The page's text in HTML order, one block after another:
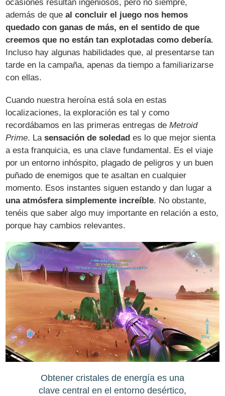
ocasiones resultan ingeniosos, pero no siempre,
además de queal concluir el juego nos hemos
quedado con ganas de más, en el sentido de que
creemos que no están tan explotadas como debería.
Incluso hay algunas habilidades que, al presentarse tan
tarde en la campaña, apenas da tiempo a familiarizarse
con ellas.
Cuando nuestra heroína está sola en estas
localizaciones, la exploración es tal y como
recordábamos en las primeras entregas deMetroid
Prime. Lasensación de soledad es lo que mejor sienta
a esta franquicia, es una clave fundamental. Es el viaje
por un entorno inhóspito, plagado de peligros y un buen
puñado de enemigos que te asaltan en cualquier
momento. Esos instantes siguen estando y dan lugar a
una atmósfera simplemente increíble. No obstante,
tenéis que saber algo muy importante en relación a esto,
porque hay cambios relevantes.
Obtener cristales de energía es una
clave central en el entorno desértico,